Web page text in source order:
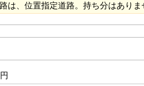
は、位置指定道路。持ち分はありま